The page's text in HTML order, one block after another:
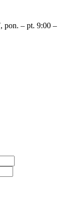
pon. – pt. 9:00 –